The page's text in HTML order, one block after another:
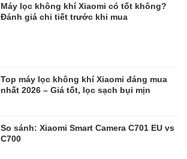
Máy lọc không khí Xiaomi có tốt không?
Đánh giá chi tiết trước khi mua
Top máy lọc không khí Xiaomi đáng mua
nhất 2026 – Giá tốt, lọc sạch bụi mịn
So sánh: Xiaomi Smart Camera C701 EU vs
C700